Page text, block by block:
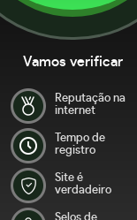
Vamos verificar
Reputação na
internet
Tempo de
registro
Site é
verdadeiro